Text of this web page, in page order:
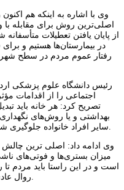
وی با اشاره به اینکه هم
اصلی‌ترین روش برای مقابله
از پایان یافتن تعطیلات
در بیمارستان‌ها هستیم و
رفتار عموم مردم در سطح
رئیس دانشگاه علوم پزشکی
اجتماعی را از اقدامات
تصریح کرد: هر خانه باید
بهداشتی و یا روش‌های نگهداری
وی ادامه داد: اصلی ترین
میزان بستری‌ها و فوتی‌های
است و در این راستا باید مردم تا